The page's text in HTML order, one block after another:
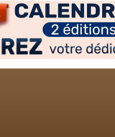
2
Eli vient de
Lisbel
3
Il